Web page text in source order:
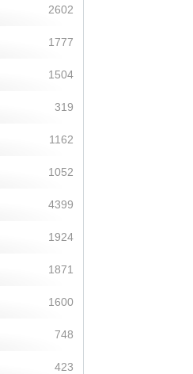
2602
1777
1504
319
1162
1052
4399
1924
1871
1600
748
423